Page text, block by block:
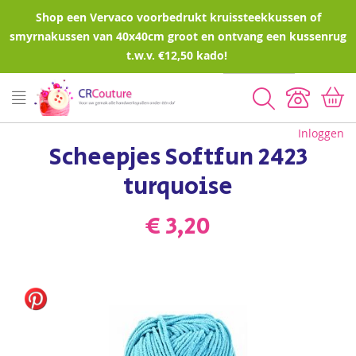
Shop een Vervaco voorbedrukt kruissteekkussen of
smyrnakussen van 40x40cm groot en ontvang een kussenrug
t.w.v. €12,50 kado!
Zoeken
Inloggen
Scheepjes Softfun 2423
turquoise
€ 3,20